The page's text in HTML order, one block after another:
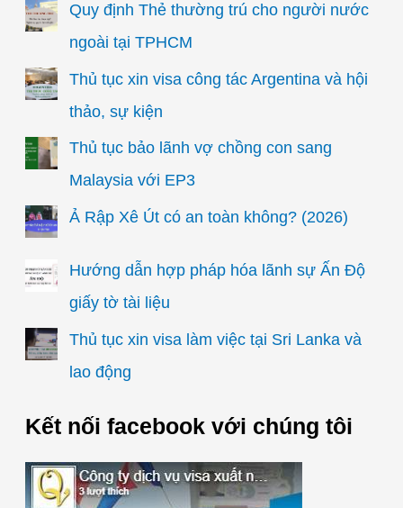
Quy định Thẻ thường trú cho người nước
ngoài tại TPHCM
Thủ tục xin visa công tác Argentina và hội
thảo, sự kiện
Thủ tục bảo lãnh vợ chồng con sang
Malaysia với EP3
Ả Rập Xê Út có an toàn không? (2026)
Hướng dẫn hợp pháp hóa lãnh sự Ấn Độ
giấy tờ tài liệu
Thủ tục xin visa làm việc tại Sri Lanka và
lao động
Kết nối facebook với chúng tôi